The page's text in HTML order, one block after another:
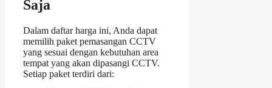
Saja
Dalam daftar harga ini, Anda dapat
memilih paket pemasangan CCTV
yang sesuai dengan kebutuhan area
tempat yang akan dipasangi CCTV.
Setiap paket terdiri dari: